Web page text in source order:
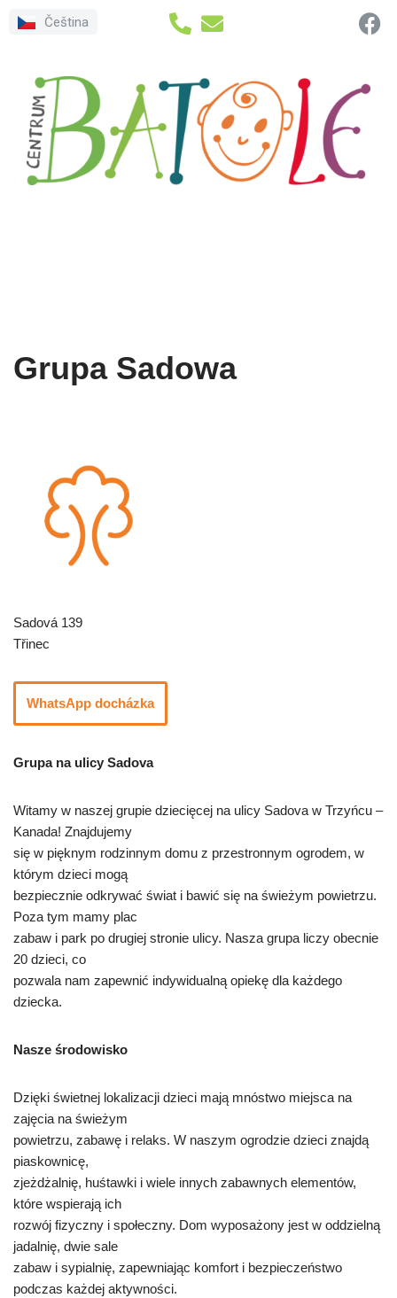
treści
Čeština
Grupa Sadowa
Sadová 139
Třinec
WhatsApp docházka
Grupa na ulicy Sadova
Witamy w naszej grupie dziecięcej na ulicy Sadova w Trzyńcu –
Kanada! Znajdujemy
się w pięknym rodzinnym domu z przestronnym ogrodem, w
którym dzieci mogą
bezpiecznie odkrywać świat i bawić się na świeżym powietrzu.
Poza tym mamy plac
zabaw i park po drugiej stronie ulicy. Nasza grupa liczy obecnie
20 dzieci, co
pozwala nam zapewnić indywidualną opiekę dla każdego
dziecka.
Nasze środowisko
Dzięki świetnej lokalizacji dzieci mają mnóstwo miejsca na
zajęcia na świeżym
powietrzu, zabawę i relaks. W naszym ogrodzie dzieci znajdą
piaskownicę,
zjeżdżalnię, huśtawki i wiele innych zabawnych elementów,
które wspierają ich
rozwój fizyczny i społeczny. Dom wyposażony jest w oddzielną
jadalnię, dwie sale
zabaw i sypialnię, zapewniając komfort i bezpieczeństwo
podczas każdej aktywności.